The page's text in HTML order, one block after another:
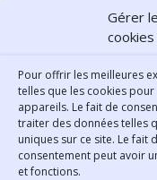
Gérer
cookies
Pour offrir les meilleures
telles que les cookies
appareils. Le fait de
traiter des données telles
uniques sur ce site. Le fait
consentement peut avoir
et fonctions.